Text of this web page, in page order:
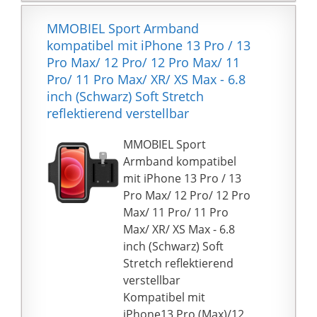
5V / 1A-Adapter
anschließen.
Einfach und tragbar
bietet Ihnen das 1
Meter lange Ladekabel
eine bequeme Nutzung.
Mit dieser speziell
entwickelten
Ladestation müssen Sie
das Uhrenarmband
beim Laden nicht
entfernen.
Die Armbinde besitzt
einen extra starken
Klettverschluss um
sicherzustellen, dass
die Handytasche beim
Training und stärkeren
Bewegungen nicht den
VERSTELLBAR: Dank
zweier Öffnungen für
den Klettverschluss
lässt sich der
Handyhalter von 22cm
bis 40cm auf Ihren Arm
einstellen. Die
Lauftasche besitzt
mehrere Eingänge für
Kopfhöreranschlüsse
PRAKTISCH: Die
MMOBIEL Sport Armband
kompatibel mit iPhone 13 Pro / 13
Pro Max/ 12 Pro/ 12 Pro Max/ 11
Pro/ 11 Pro Max/ XR/ XS Max - 6.8
inch (Schwarz) Soft Stretch
reflektierend verstellbar
MMOBIEL Sport
Armband kompatibel
mit iPhone 13 Pro / 13
Pro Max/ 12 Pro/ 12 Pro
Max/ 11 Pro/ 11 Pro
Max/ XR/ XS Max - 6.8
inch (Schwarz) Soft
Stretch reflektierend
verstellbar
Kompatibel mit